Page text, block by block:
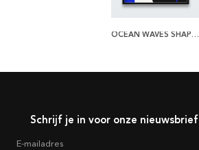
OCEAN WAVES SHAPES POSTER
Schrijf je in voor onze nieuwsbrief
E-mailadres